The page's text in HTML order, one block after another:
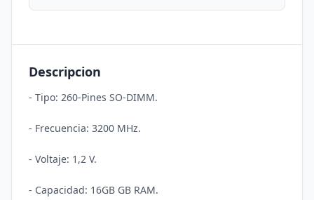
Descripcion
- Tipo: 260-Pines SO-DIMM.
- Frecuencia: 3200 MHz.
- Voltaje: 1,2 V.